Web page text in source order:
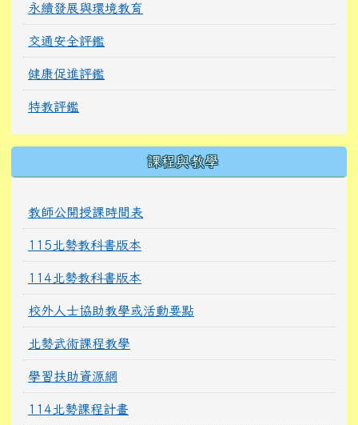
永續發展與環境教育
交通安全評鑑
健康促進評鑑
特教評鑑
課程與教學
教師公開授課時間表
115北勢教科書版本
114北勢教科書版本
校外人士協助教學或活動要點
北勢武術課程教學
學習扶助資源網
114北勢課程計畫